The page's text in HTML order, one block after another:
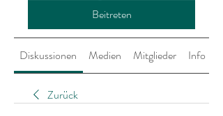
Beitreten
Diskussionen Medien Mitglieder Info
Zurück